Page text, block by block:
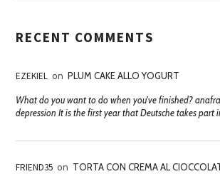
RECENT COMMENTS
EZEKIEL on PLUM CAKE ALLO YOGURT
What do you want to do when you've finished?
depression It is the first year that Deutsche takes part
FRIEND35 on TORTA CON CREMA AL